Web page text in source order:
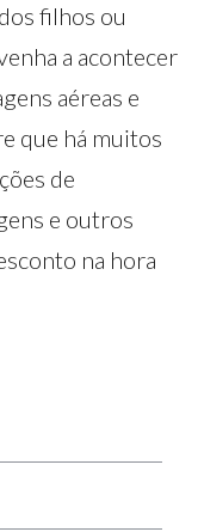
filhos ou
a acontecer
aéreas e
que há muitos
de
e outros
na hora